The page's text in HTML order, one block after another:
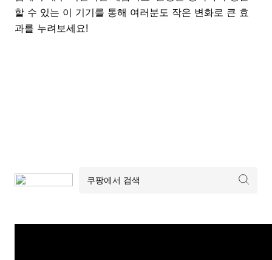
할 수 있는 이 기기를 통해 여러분도 작은 변화로 큰 효
과를 누려보세요!